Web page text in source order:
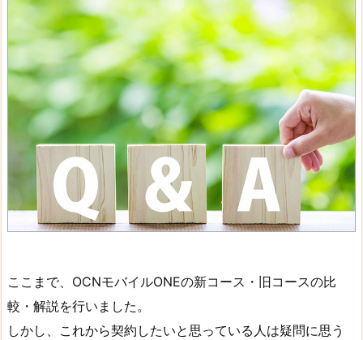
ここまで、OCNモバイルONEの新コース・旧コースの比
較・解説を行いました。
しかし、これから契約したいと思っている人は疑問に思う